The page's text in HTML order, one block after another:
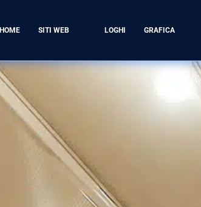
HOME SITI WEB LOGHI GRAFICA